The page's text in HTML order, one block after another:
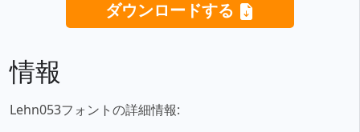
ダウンロードする
情報
Lehn053フォントの詳細情報: